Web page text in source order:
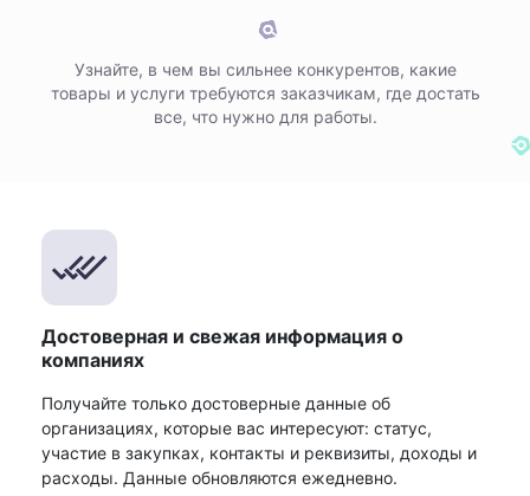
Узнайте, в чем вы сильнее конкурентов, какие
товары и услуги требуются заказчикам, где достать
все, что нужно для работы.
Достоверная и свежая информация о
компаниях
Получайте только достоверные данные об
организациях, которые вас интересуют: статус,
участие в закупках, контакты и реквизиты, доходы и
расходы. Данные обновляются ежедневно.